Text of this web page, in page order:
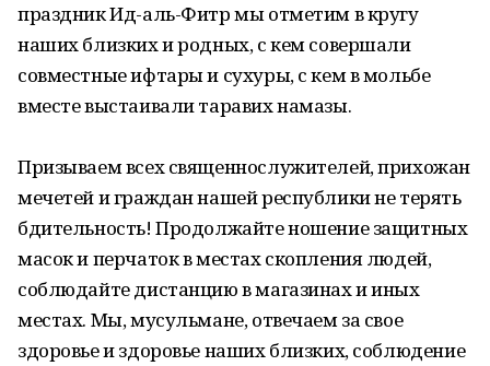
праздник Ид-аль-Фитр мы отметим в кругу
наших близких и родных, с кем совершали
совместные ифтары и сухуры, с кем в мольбе
вместе выстаивали таравих намазы.
Призываем всех священнослужителей, прихожан
мечетей и граждан нашей республики не терять
бдительность! Продолжайте ношение защитных
масок и перчаток в местах скопления людей,
соблюдайте дистанцию в магазинах и иных
местах. Мы, мусульмане, отвечаем за свое
здоровье и здоровье наших близких, соблюдение